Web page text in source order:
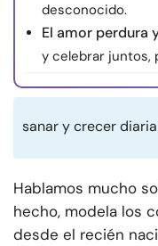
Sobre nosotros
nosotros
desconocido.
El amor perdura
y celebrar juntos,
sanar y crecer
Hablamos mucho
hecho, modela los
desde el recién